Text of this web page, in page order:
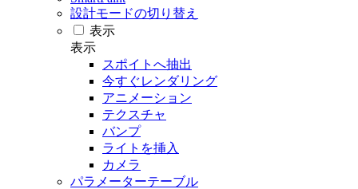
設計モードの切り替え
表示
表示
スポイトへ抽出
今すぐレンダリング
アニメーション
テクスチャ
バンプ
ライトを挿入
カメラ
パラメーターテーブル